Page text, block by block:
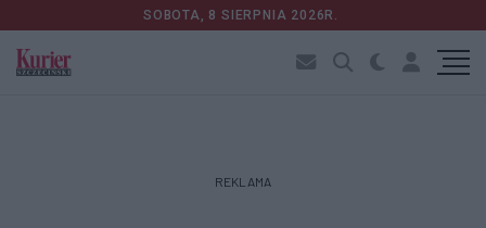
SOBOTA, 8 SIERPNIA 2026R.
REKLAMA